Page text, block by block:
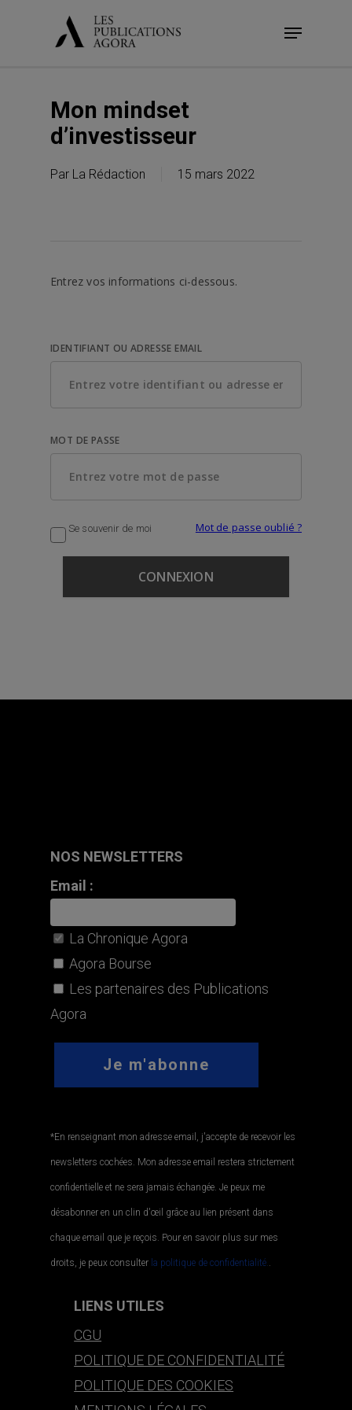
Menu
Mon mindset
d’investisseur
Par La Rédaction 15 mars 2022
Entrez vos informations ci-dessous.
IDENTIFIANT OU ADRESSE EMAIL
MOT DE PASSE
Se souvenir de moi Mot de passe oublié ?
NOS NEWSLETTERS
Email :
La Chronique Agora
Agora Bourse
Les partenaires des Publications
Agora
*En renseignant mon adresse email, j'accepte de recevoir les
newsletters cochées. Mon adresse email restera strictement
confidentielle et ne sera jamais échangée. Je peux me
désabonner en un clin d'œil grâce au lien présent dans
chaque email que je reçois. Pour en savoir plus sur mes
droits, je peux consulter la politique de confidentialité..
LIENS UTILES
CGU
POLITIQUE DE CONFIDENTIALITÉ
POLITIQUE DES COOKIES